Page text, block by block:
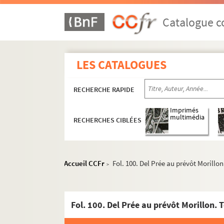
Catalogue
LES CATALOGUES
RECHERCHE RAPIDE
RECHERCHES CIBLÉES
Imprimés
multimédia
Accueil CCFr > Fol. 100. Del Prée au prévôt
Fol. 100. Del Prée au prévôt Morillon.
Ms Granvelle 81. « Lettres de Joachim
Ms Granvelle 83. Lettres à Jacques de
Ms Granvelle 84. Lettre à Jacques de Saint-